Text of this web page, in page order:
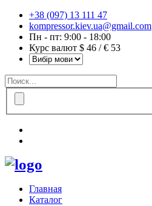
+38 (097) 13 111 47
kompressor.kiev.ua@gmail.com
Пн - пт: 9:00 - 18:00
Курс валют $ 46 / € 53
Главная
Каталог